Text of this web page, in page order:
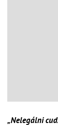
„Nelegálni